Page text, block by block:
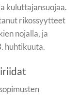
kuluttajansuojaa.
rikossyytteet
nojalla, ja
huhtikuuta.